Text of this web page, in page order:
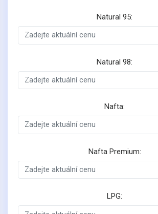
Natural 95:
Natural 98:
Nafta:
Nafta Premium:
LPG: